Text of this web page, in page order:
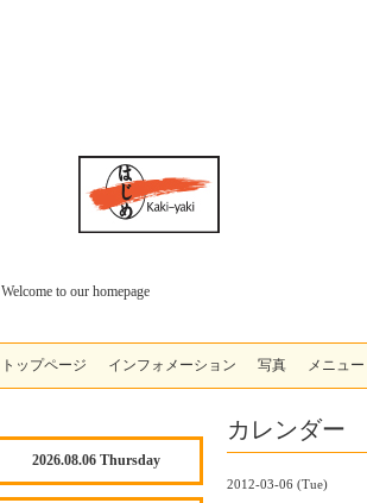
Welcome to our homepage
トップページ インフォメーション 写真 メニュー
カレンダー
2012-03-06 (Tue)
2026.08.06 Thursday